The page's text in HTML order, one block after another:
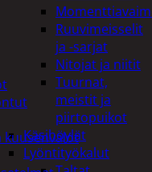
Ruuvimeisselit
ja -sarjat
Nitojat ja niitit
Tuurnat,
meistit ja
piirtopuikot
Käsihöylät
Lyöntityökalut
kuusenvalot